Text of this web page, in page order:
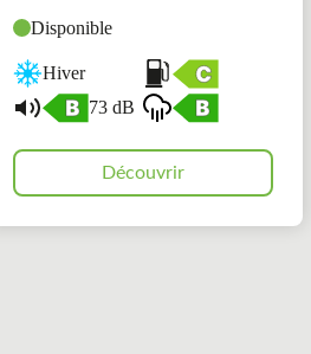
Disponible
Hiver
73 dB
Découvrir